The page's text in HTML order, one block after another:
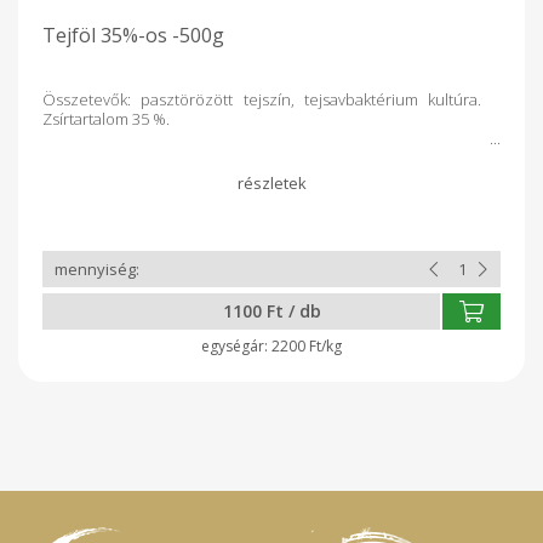
Tejföl 35%-os -500g
Összetevők: pasztörözött tejszín, tejsavbaktérium kultúra.
Zsírtartalom 35 %.
1100 Ft / db
2200 Ft/kg